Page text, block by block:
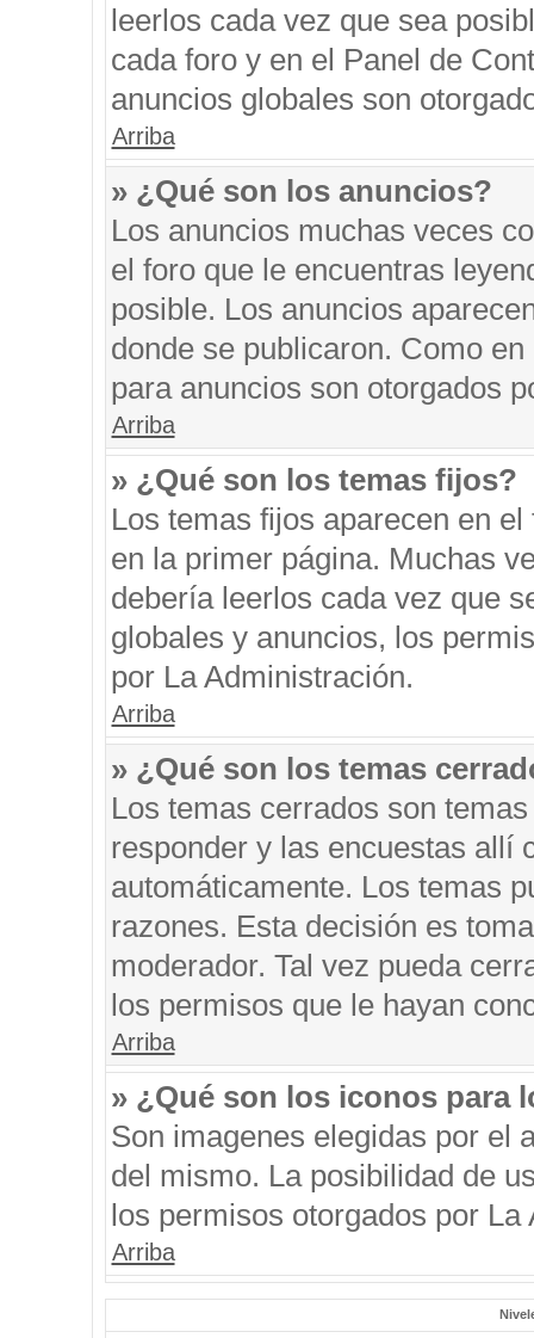
leerlos cada vez que sea
cada foro y en el Panel de
anuncios globales son
Arriba
» ¿Qué son los anuncios?
Los anuncios muchas veces
el foro que le encuentras
posible. Los anuncios
donde se publicaron. Como
para anuncios son otorgados
Arriba
» ¿Qué son los temas fijos?
Los temas fijos aparecen en
en la primer página. Muchas
debería leerlos cada vez que
globales y anuncios, los
por La Administración.
Arriba
» ¿Qué son los temas
Los temas cerrados son
responder y las encuestas allí
automáticamente. Los temas
razones. Esta decisión es
moderador. Tal vez pueda
los permisos que le hayan
Arriba
» ¿Qué son los iconos para
Son imagenes elegidas por el
del mismo. La posibilidad de
los permisos otorgados por La
Arriba